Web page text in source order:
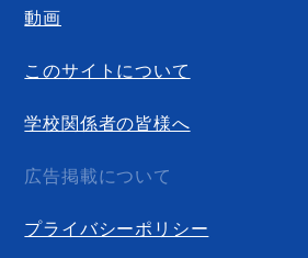
動画
このサイトについて
学校関係者の皆様へ
広告掲載について
プライバシーポリシー